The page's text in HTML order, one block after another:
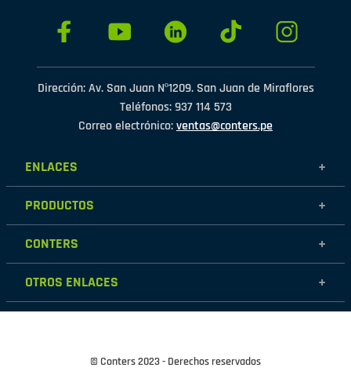
Dirección: Av. San Juan Nº1209. San Juan de Miraflores
Teléfonos: 937 114 573
Correo electrónico:ventas@conters.pe
ENLACES +
Mujer
Hombre
PRODUCTOS +
Calzados
Zapatillas
CONTERS +
Nosotros
Contáctanos
Tiendas
OTROS ENLACES +
Políticas de garantía
Cambios y devoluciones
© Conters 2023 - Derechos reservados